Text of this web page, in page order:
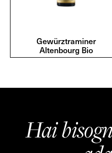
Gewürztraminer
Altenbourg Bio
Hai